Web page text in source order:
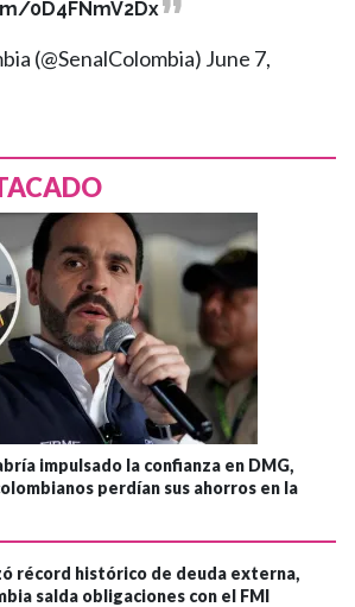
0D4FNmV2Dx
(@SenalColombia) June 7,
impulsado la confianza en DMG,
perdían sus ahorros en la
récord histórico de deuda externa,
salda obligaciones con el FMI